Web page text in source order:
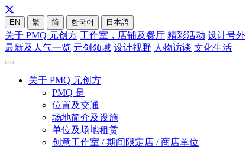
EN 繁 简 한국어 日本語
关于 PMQ 元创方 工作室，店铺及餐厅 精彩活动 设计号外
最新及人气一览 元创领域 设计视野 人物访谈 文化生活
关于 PMQ 元创方
PMQ 是
位置及交通
场地简介及设施
单位及场地租赁
创意工作室 / 期间限定店 / 商店单位